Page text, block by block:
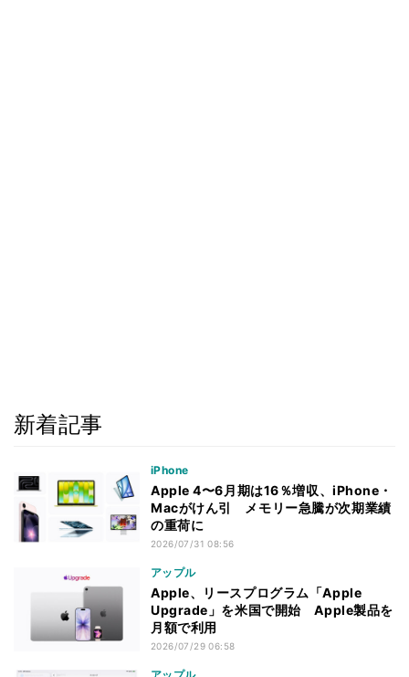
新着記事
iPhone
Apple 4〜6月期は16％増収、iPhone・
Macがけん引 メモリー急騰が次期業績
の重荷に
2026/07/31 08:56
アップル
Apple、リースプログラム「Apple
Upgrade」を米国で開始 Apple製品を
月額で利用
2026/07/29 06:58